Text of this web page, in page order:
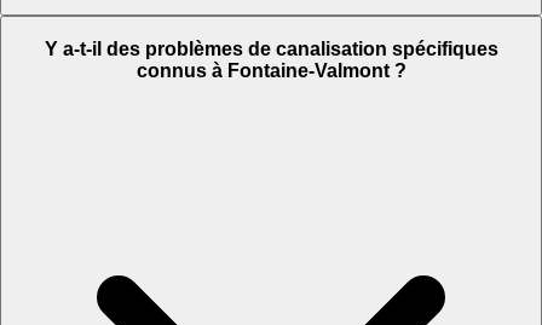
Y a-t-il des problèmes de canalisation spécifiques
connus à Fontaine-Valmont ?